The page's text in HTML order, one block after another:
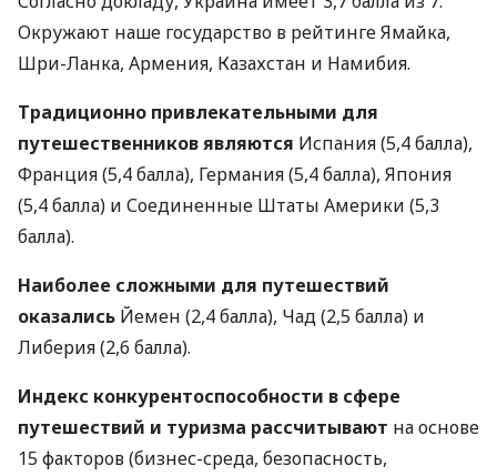
Окружают наше государство в рейтинге Ямайка,
Шри-Ланка, Армения, Казахстан и Намибия.
Традиционно привлекательными для
путешественников являются Испания (5,4 балла),
Франция (5,4 балла), Германия (5,4 балла), Япония
(5,4 балла) и Соединенные Штаты Америки (5,3
балла).
Наиболее сложными для путешествий
оказались Йемен (2,4 балла), Чад (2,5 балла) и
Либерия (2,6 балла).
Индекс конкурентоспособности в сфере
путешествий и туризма рассчитывают на основе
15 факторов (бизнес-среда, безопасность,